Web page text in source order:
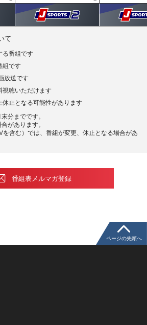
て
る番組です
組です
放送です
視聴いただけます
休止となる可能性があります
分までです。
があります。
を含む）では、番組が変更、休止となる場合があ
番組表メルマガ登録
ページの先頭へ